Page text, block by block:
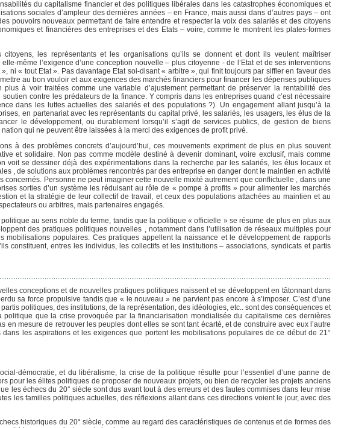
du capitalisme financier et des politiques libérales dans les catastrophes économiques et
sociales d’ampleur des dernières années – en France, mais aussi dans d’autres pays – ont
pouvoirs nouveaux permettant de faire entendre et respecter la voix des salariés et des citoyens
et financières des entreprises et des Etats – voire, comme le montrent les plates-formes
les représentants et les organisations qu’ils se donnent et dont ils veulent maîtriser
même l’exigence d’une conception nouvelle – plus citoyenne - de l’Etat et de ses interventions
ni « tout Etat ». Pas davantage Etat soi-disant « arbitre », qui finit toujours par siffler en faveur des
au bon vouloir et aux exigences des marchés financiers pour financer les dépenses publiques
à voir traitées comme une variable d’ajustement permettant de préserver la rentabilité des
contre les prédateurs de la finance. Y compris dans les entreprises quand c’est nécessaire
dans les luttes actuelles des salariés et des populations ?). Un engagement allant jusqu’à la
en partenariat avec les représentants du capital privé, les salariés, les usagers, les élus de la
le développement, ou durablement lorsqu’il s’agit de services publics, de gestion de biens
qui ne peuvent être laissées à la merci des exigences de profit privé.
à des problèmes concrets d’aujourd’hui, ces mouvements expriment de plus en plus souvent
et solidaire. Non pas comme modèle destiné à devenir dominant, voire exclusif, mais comme
voit se dessiner déjà des expérimentations dans la recherche par les salariés, les élus locaux et
, de solutions aux problèmes rencontrés par des entreprise en danger dont le maintien en activité
Personne ne peut imaginer cette nouvelle mixité autrement que conflictuelle , dans une
sorties d’un système les réduisant au rôle de « pompe à profits » pour alimenter les marchés
et la stratégie de leur collectif de travail, et ceux des populations attachées au maintien et au
ou arbitres, mais partenaires engagés.
au sens noble du terme, tandis que la politique « officielle » se résume de plus en plus aux
des pratiques politiques nouvelles , notamment dans l’utilisation de réseaux multiples pour
mobilisations populaires. Ces pratiques appellent la naissance et le développement de rapports
constituent, entres les individus, les collectifs et les institutions – associations, syndicats et partis
conceptions et de nouvelles pratiques politiques naissent et se développent en tâtonnant dans
sa force propulsive tandis que « le nouveau » ne parvient pas encore à s’imposer. C’est d’une
politiques, des institutions, de la représentation, des idéologies, etc.. sont des conséquences et
que la crise provoquée par la financiarisation mondialisée du capitalisme ces dernières
mesure de retrouver les peuples dont elles se sont tant écarté, et de construire avec eux l’autre
les aspirations et les exigences que portent les mobilisations populaires de ce début de 21°
démocratie, et du libéralisme, la crise de la politique résulte pour l’essentiel d’une panne de
pour les élites politiques de proposer de nouveaux projets, ou bien de recycler les projets anciens
les échecs du 20° siècle sont dus avant tout à des erreurs et des fautes commises dans leur mise
les familles politiques actuelles, des réflexions allant dans ces directions voient le jour, avec des
historiques du 20° siècle, comme au regard des caractéristiques de contenus et de formes des